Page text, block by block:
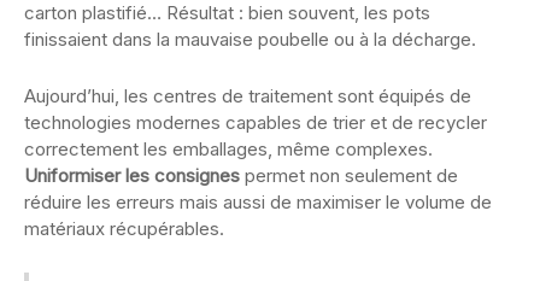
carton plastifié… Résultat : bien souvent, les pots
finissaient dans la mauvaise poubelle ou à la décharge.
Aujourd’hui, les centres de traitement sont équipés de
technologies modernes capables de trier et de recycler
correctement les emballages, même complexes.
Uniformiser les consignes permet non seulement de
réduire les erreurs mais aussi de maximiser le volume de
matériaux récupérables.